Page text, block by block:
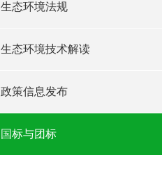
生态环境法规
生态环境技术解读
政策信息发布
国标与团标